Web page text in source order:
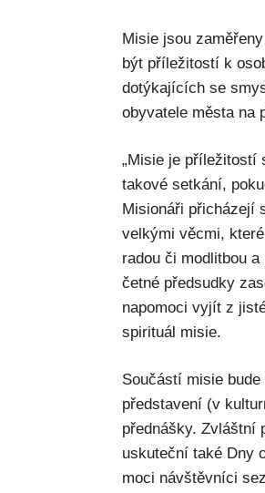
Misie jsou
být příležitostí k
dotýkajících se
obyvatele města na
„Misie je příležitostí
takové setkání,
Misionáři přicházejí
velkými věcmi,
radou či modlitbou
četné předsudky
napomoci vyjít z
spirituál misie.
Součástí misie
představení (v
přednášky. Zvláštní
uskuteční také Dny
moci návštěvníci